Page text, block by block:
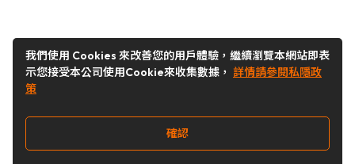
我們使用 Cookies 來改善您的用戶體驗，繼續瀏覽本網站即表
示您接受本公司使用Cookie來收集數據， 詳情請參閱私隱政
策
確認